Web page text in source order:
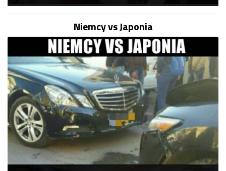
Niemcy vs Japonia